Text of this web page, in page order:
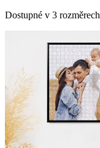
Dostupné v 3 rozměrech